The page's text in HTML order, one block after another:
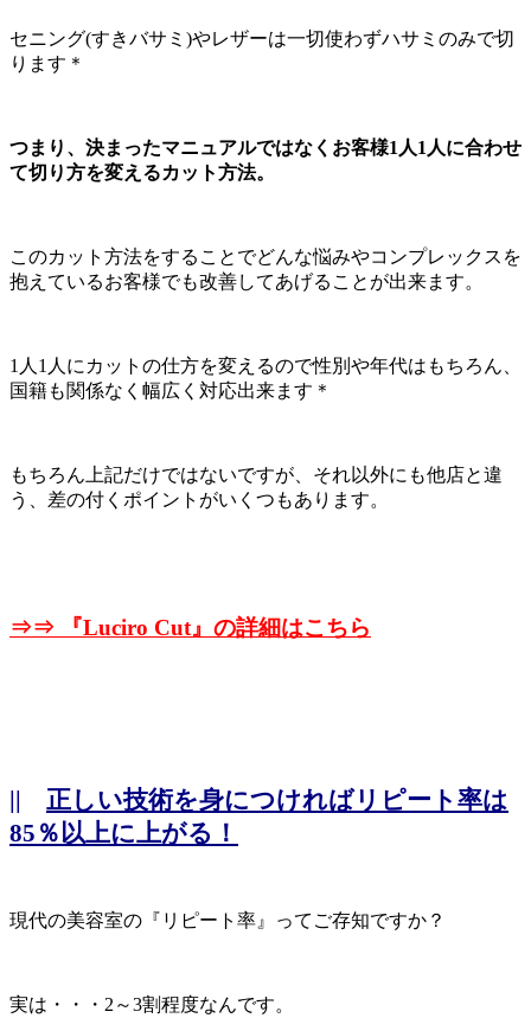
セニング(すきバサミ)やレザーは一切使わずハサミのみで切
ります＊
つまり、決まったマニュアルではなくお客様1人1人に合わせ
て切り方を変えるカット方法。
このカット方法をすることでどんな悩みやコンプレックスを
抱えているお客様でも改善してあげることが出来ます。
1人1人にカットの仕方を変えるので性別や年代はもちろん、
国籍も関係なく幅広く対応出来ます＊
もちろん上記だけではないですが、それ以外にも他店と違
う、差の付くポイントがいくつもあります。
⇒⇒ 『Luciro Cut』の詳細はこちら
|| 正しい技術を身につければリピート率は
85％以上に上がる！
現代の美容室の『リピート率』ってご存知ですか？
実は・・・2～3割程度なんです。